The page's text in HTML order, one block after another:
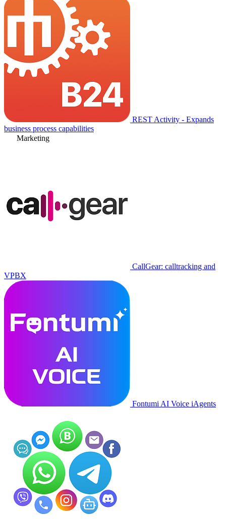
REST Activity - Expands
business process capabilities
Marketing
CallGear: calltracking and
VPBX
Fontumi AI Voice iAgents